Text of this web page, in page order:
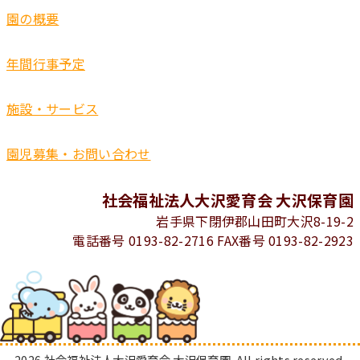
園の概要
年間行事予定
施設・サービス
園児募集・お問い合わせ
社会福祉法人大沢愛育会 大沢保育園
岩手県下閉伊郡山田町大沢8-19-2
電話番号 0193-82-2716 FAX番号 0193-82-2923